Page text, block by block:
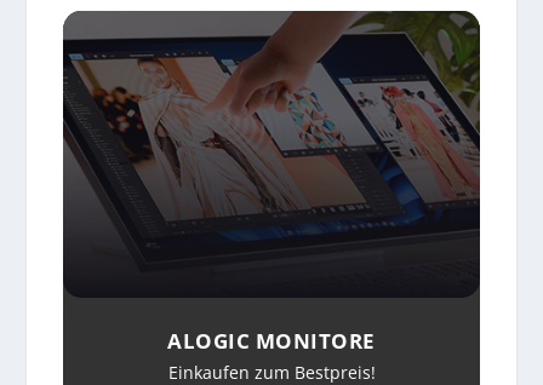
ALOGIC MONITORE
Einkaufen zum Bestpreis!